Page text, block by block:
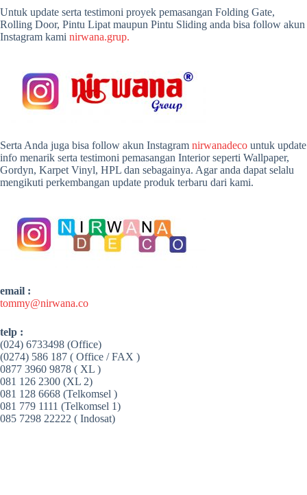
Untuk update serta testimoni proyek pemasangan Folding Gate,
Rolling Door, Pintu Lipat maupun Pintu Sliding anda bisa follow akun
Instagram kami nirwana.grup.
Serta Anda juga bisa follow akun Instagram nirwanadeco untuk update
info menarik serta testimoni pemasangan Interior seperti Wallpaper,
Gordyn, Karpet Vinyl, HPL dan sebagainya. Agar anda dapat selalu
mengikuti perkembangan update produk terbaru dari kami.
email :
tommy@nirwana.co
telp :
(024) 6733498 (Office)
(0274) 586 187 ( Office / FAX )
0877 3960 9878 ( XL )
081 126 2300 (XL 2)
081 128 6668 (Telkomsel )
081 779 1111 (Telkomsel 1)
085 7298 22222 ( Indosat)